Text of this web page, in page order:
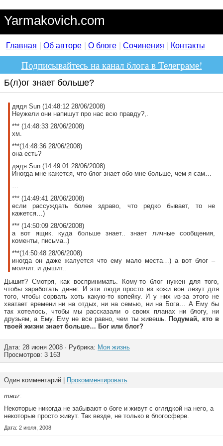
Yarmakovich.com
Главная Об авторе О блоге Сочинения Контакты
Подписывайтесь на канал блога в Телеграме!
Б(л)ог знает больше?
дядя Sun (14:48:12 28/06/2008)
Неужели они напишут про нас всю правду?,.
*** (14:48:33 28/06/2008)
хм.
***(14:48:36 28/06/2008)
она есть?
дядя Sun (14:49:01 28/06/2008)
Иногда мне кажется, что блог знает обо мне больше, чем я сам…
…
*** (14:49:41 28/06/2008)
если рассуждать более здраво, что редко бывает, то не
кажется…)
*** (14:50:09 28/06/2008)
а вот ящик. куда больше знает.. знает личные сообщения,
коменты, письма..)
***(14:50:48 28/06/2008)
иногда он даже жалуется что ему мало места…) а вот блог –
молчит. и дышит..
Дышит? Смотря, как воспринимать. Кому-то блог нужен для того,
чтобы заработать денег. И эти люди просто из кожи вон лезут для
того, чтобы сорвать хоть какую-то копейку. И у них из-за этого не
хватает времени ни на отдых, ни на семью, ни на Бога… А Ему бы
так хотелось, чтобы мы рассказали о своих планах ни блогу, ни
друзьям, а Ему. Ему не все равно, чем ты живешь. Подумай, кто в
твоей жизни знает больше… Бог или блог?
Дата: 28 июня 2008 · Рубрика: Моя жизнь
Просмотров: 3 163
Один комментарий | Прокомментировать
mauz:
Некоторые никогда не забывают о боге и живут с оглядкой на него, а
некоторые просто живут. Так везде, не только в блогосфере.
Дата: 2 июля, 2008